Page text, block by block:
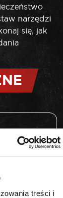
treści i
narzędzi
się, jak